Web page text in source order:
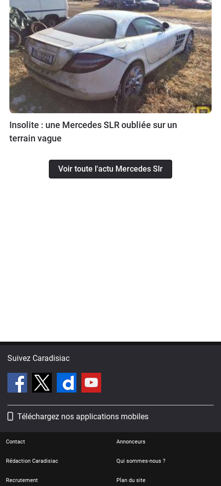
Insolite : une Mercedes SLR oubliée sur un
terrain vague
Voir toute l'actu Mercedes Slr
Suivez Caradisiac
Téléchargez nos applications mobiles
Contact Annonceurs
Rédaction Caradisiac Qui sommes-nous ?
Recrutement Plan du site